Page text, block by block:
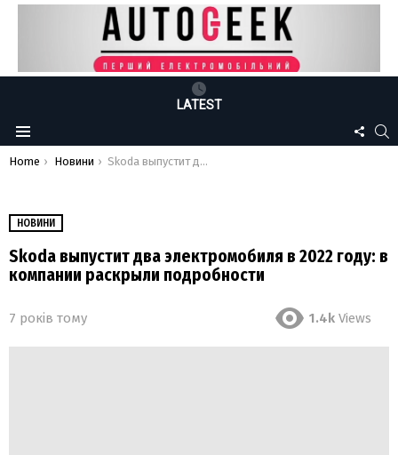
LATEST
Menu
US
You are here:
Home Новини Skoda выпустит два электромобиля в 2022 году: в компании раскрыли подробности
НОВИНИ
Skoda выпустит два электромобиля в 2022 году: в
компании раскрыли подробности
7 років тому 1.4k Views